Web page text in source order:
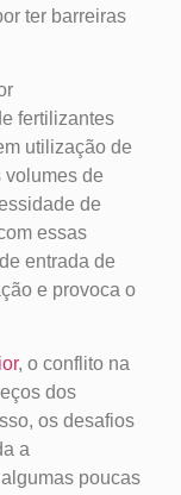
ter barreiras
fertilizantes
utilização de
volumes de
de
essas
entrada de
e provoca o
, o conflito na
dos
os desafios
a
poucas